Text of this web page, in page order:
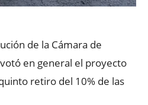
de la Cámara de
en general el proyecto
retiro del 10% de las